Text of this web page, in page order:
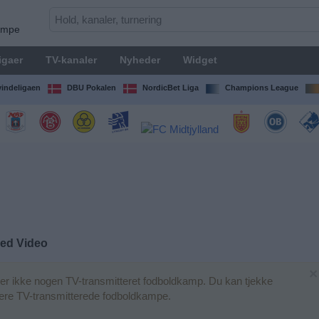
TV-kanaler Nyheder Widget
DBU Pokalen NordicBet Liga Champions League
Video
ikke nogen TV-transmitteret fodboldkamp. Du kan tjekke
TV-transmitterede fodboldkampe.